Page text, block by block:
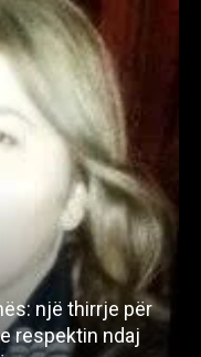
një thirrje për
respektin ndaj